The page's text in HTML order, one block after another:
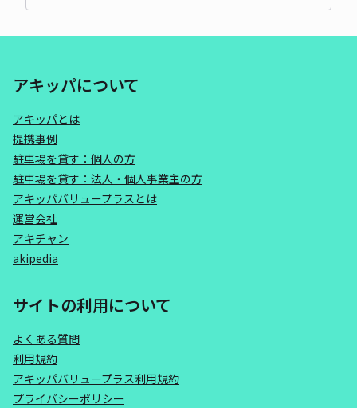
アキッパについて
アキッパとは
提携事例
駐車場を貸す：個人の方
駐車場を貸す：法人・個人事業主の方
アキッパバリュープラスとは
運営会社
アキチャン
akipedia
サイトの利用について
よくある質問
利用規約
アキッパバリュープラス利用規約
プライバシーポリシー